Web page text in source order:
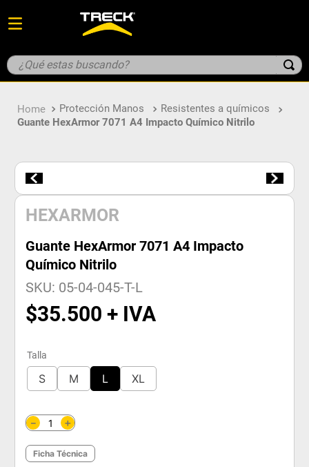
¿Qué estas buscando?
Protección Manos
Resistentes a químicos
Guante HexArmor 7071 A4 Impacto Químico Nitrilo
HEXARMOR
Guante HexArmor 7071 A4 Impacto
Químico Nitrilo
SKU: 05-04-045-T-L
$35.500
Talla
S M L XL
＋
－
Ficha Técnica
1. guante